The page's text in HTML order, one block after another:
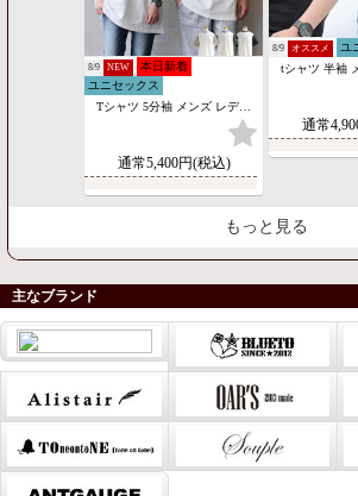
8/9 オススメ
ユ
通常
8/9 NEW
本日新着
ユニセックス
Tシャツ 5分袖 メンズ レディース クルーネック 配色 綿100 コットン 鹿の子 裏毛 無地 胸ポケット 体型カバー パティ (メール便50)
通常5,400円(税込)
もっと見る
主なブランド